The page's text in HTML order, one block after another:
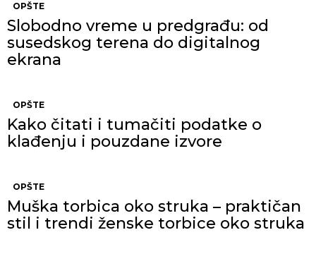
OPŠTE
Slobodno vreme u predgrađu: od
susedskog terena do digitalnog
ekrana
OPŠTE
Kako čitati i tumačiti podatke o
klađenju i pouzdane izvore
OPŠTE
Muška torbica oko struka – praktičan
stil i trendi ženske torbice oko struka